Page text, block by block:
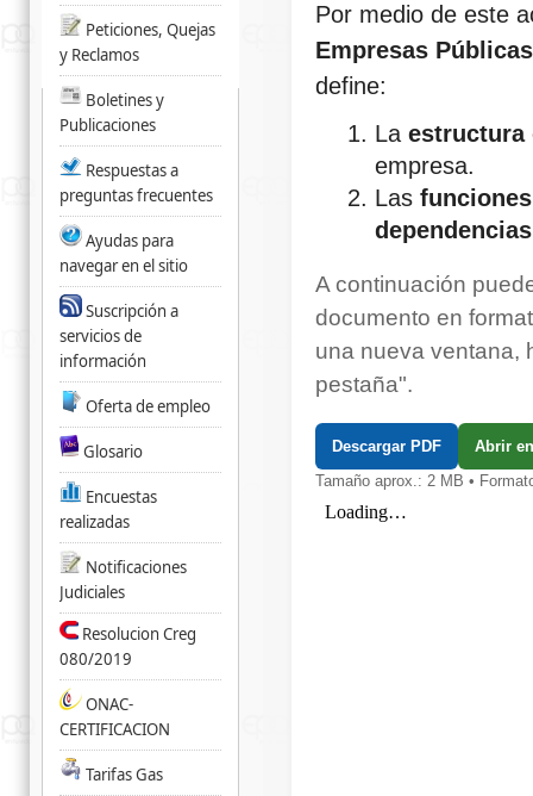
Por medio de este
Empresas
define:
La estructura
empresa.
Las
dependencias
A continuación
documento en
una nueva ventana,
pestaña".
Descargar PDF
Abrir
Tamaño aprox.: 2 MB •
Peticiones, Quejas
y Reclamos
Boletines y
Publicaciones
Respuestas a
preguntas frecuentes
Ayudas para
navegar en el sitio
Suscripción a
servicios de
información
Oferta de empleo
Glosario
Encuestas
realizadas
Notificaciones
Judiciales
Resolucion Creg
080/2019
ONAC-
CERTIFICACION
Tarifas Gas